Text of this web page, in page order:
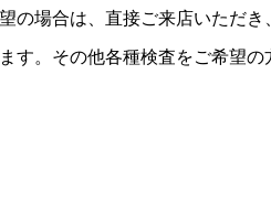
場合は、直接ご来店いただき
す。その他各種検査をご希望